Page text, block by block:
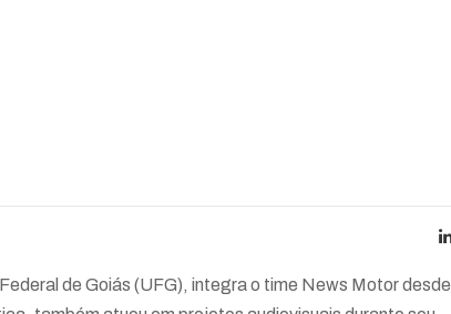
de Goiás (UFG), integra o time News Motor desde